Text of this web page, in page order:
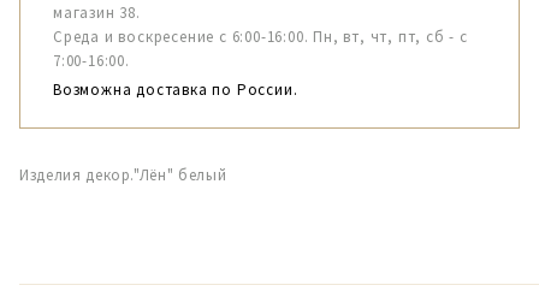
магазин 38.
Среда и воскресение с 6:00-16:00. Пн, вт, чт, пт, сб - с
7:00-16:00.
Возможна доставка по России.
Изделия декор."Лён" белый